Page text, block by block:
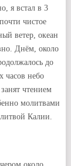
я встал в 3
чистое
ветер, океан
Днём, около
до
часов небо
чтением
молитвами
Калии.